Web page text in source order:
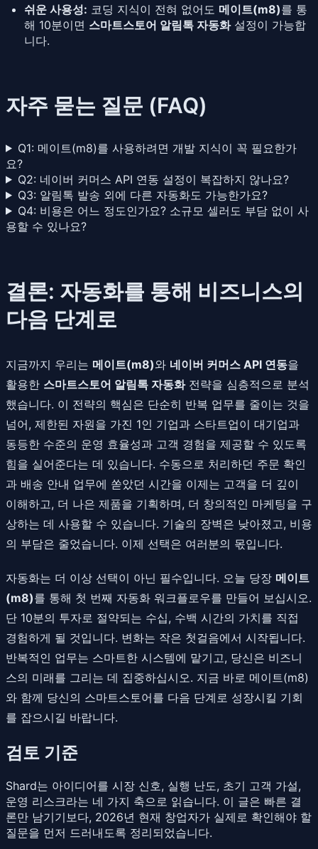
쉬운 사용성: 코딩 지식이 전혀 없어도 메이트(m8)를 통
해 10분이면 스마트스토어 알림톡 자동화설정이 가능합
니다.
자주 묻는 질문 (FAQ)
Q1: 메이트(m8)를 사용하려면 개발 지식이 꼭 필요한가
요?
Q2: 네이버 커머스 API 연동 설정이 복잡하지 않나요?
Q3: 알림톡 발송 외에 다른 자동화도 가능한가요?
Q4: 비용은 어느 정도인가요? 소규모 셀러도 부담 없이 사
용할 수 있나요?
결론: 자동화를 통해 비즈니스의
다음 단계로
지금까지 우리는 메이트(m8)와 네이버 커머스 API 연동을
활용한 스마트스토어 알림톡 자동화전략을 심층적으로 분석
했습니다. 이 전략의 핵심은 단순히 반복 업무를 줄이는 것을
넘어, 제한된 자원을 가진 1인 기업과 스타트업이 대기업과
동등한 수준의 운영 효율성과 고객 경험을 제공할 수 있도록
힘을 실어준다는 데 있습니다. 수동으로 처리하던 주문 확인
과 배송 안내 업무에 쏟았던 시간을 이제는 고객을 더 깊이
이해하고, 더 나은 제품을 기획하며, 더 창의적인 마케팅을 구
상하는 데 사용할 수 있습니다. 기술의 장벽은 낮아졌고, 비용
의 부담은 줄었습니다. 이제 선택은 여러분의 몫입니다.
자동화는 더 이상 선택이 아닌 필수입니다. 오늘 당장 메이트
(m8)를 통해 첫 번째 자동화 워크플로우를 만들어 보십시오.
단 10분의 투자로 절약되는 수십, 수백 시간의 가치를 직접
경험하게 될 것입니다. 변화는 작은 첫걸음에서 시작됩니다.
반복적인 업무는 스마트한 시스템에 맡기고, 당신은 비즈니
스의 미래를 그리는 데 집중하십시오. 지금 바로 메이트(m8)
와 함께 당신의 스마트스토어를 다음 단계로 성장시킬 기회
를 잡으시길 바랍니다.
검토 기준
Shard는 아이디어를 시장 신호, 실행 난도, 초기 고객 가설,
운영 리스크라는 네 가지 축으로 읽습니다. 이 글은 빠른 결
론만 남기기보다, 2026년 현재 창업자가 실제로 확인해야 할
질문을 먼저 드러내도록 정리되었습니다.